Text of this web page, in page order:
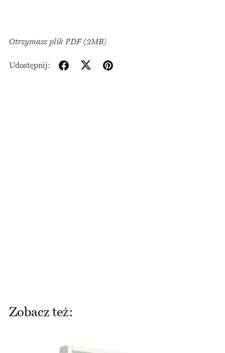
Otrzymasz plik PDF(2MB)
Udostępnij:
Zobacz też: